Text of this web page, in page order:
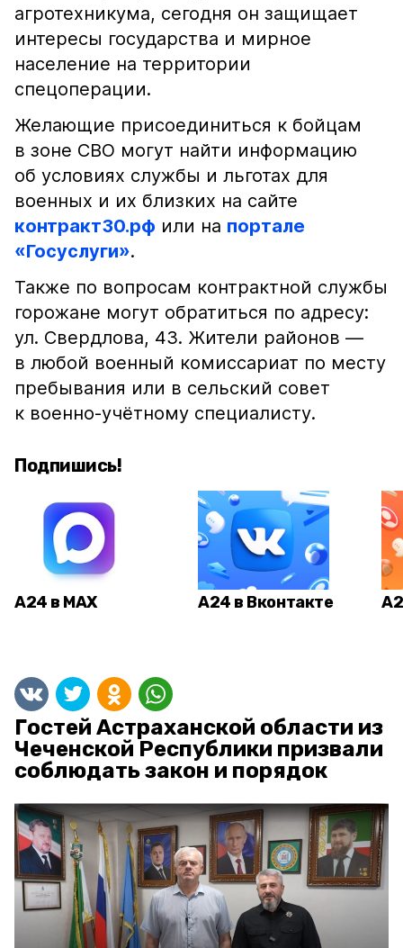
агротехникума, сегодня он защищает
интересы государства и мирное
население на территории
спецоперации.
Желающие присоединиться к бойцам
в зоне СВО могут найти информацию
об условиях службы и льготах для
военных и их близких на сайте
контракт30.рф или на портале
«Госуслуги».
Также по вопросам контрактной службы
горожане могут обратиться по адресу:
ул. Свердлова, 43. Жители районов —
в любой военный комиссариат по месту
пребывания или в сельский совет
к военно-учётному специалисту.
Подпишись!
А24 в MAX А24 в Вконтакте
Гостей Астраханской области из
Чеченской Республики призвали
соблюдать закон и порядок